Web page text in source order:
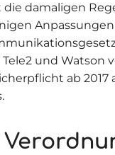
damaligen
und Watson
ab 2017